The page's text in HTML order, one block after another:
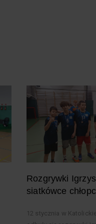
Rozgrywki
siatkówce
12 stycznia w